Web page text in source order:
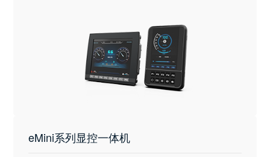
eMini系列显控一体机